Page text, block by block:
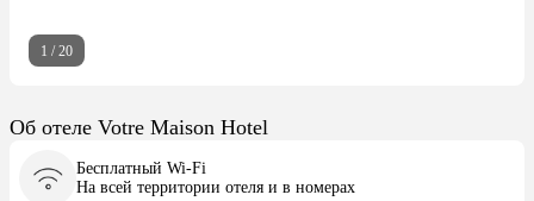
1 /20
Об отеле Votre Maison Hotel
Бесплатный Wi-Fi
На всей территории отеля и в номерах